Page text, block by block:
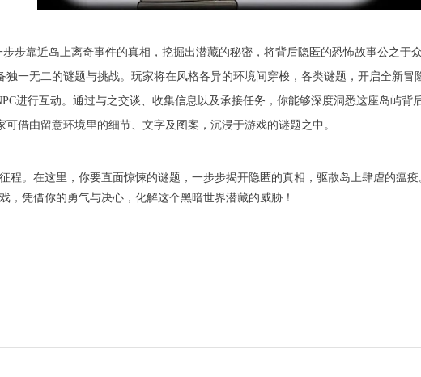
步靠近岛上离奇事件的真相，挖掘出潜藏的秘密，将背后隐匿的恐怖故事公之于
一无二的谜题与挑战。玩家将在风格各异的环境间穿梭，各类谜题，开启全新冒
进行互动。通过与之交谈、收集信息以及承接任务，你能够深度洞悉这座岛屿背
借由留意环境里的细节、文字及图案，沉浸于游戏的谜题之中。
程。在这里，你要直面惊悚的谜题，一步步揭开隐匿的真相，驱散岛上肆虐的瘟
，凭借你的勇气与决心，化解这个黑暗世界潜藏的威胁！